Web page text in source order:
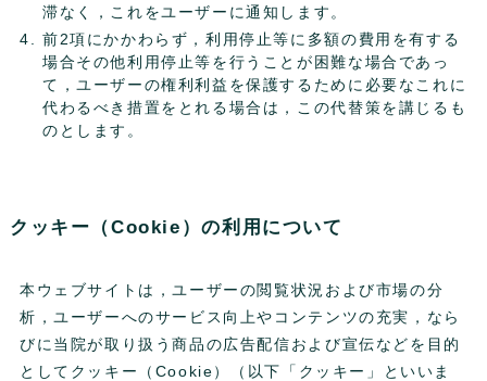
滞なく，これをユーザーに通知します。
前2項にかかわらず，利用停止等に多額の費用を有する
場合その他利用停止等を行うことが困難な場合であっ
て，ユーザーの権利利益を保護するために必要なこれに
代わるべき措置をとれる場合は，この代替策を講じるも
のとします。
クッキー（Cookie）の利用について
本ウェブサイトは，ユーザーの閲覧状況および市場の分
析，ユーザーへのサービス向上やコンテンツの充実，なら
びに当院が取り扱う商品の広告配信および宣伝などを目的
としてクッキー（Cookie）（以下「クッキー」といいま